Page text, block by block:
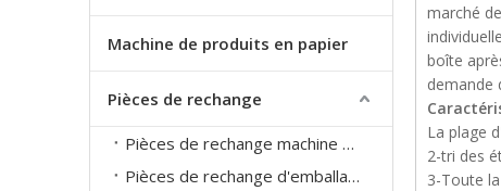
Machine de produits en papier
Pièces de rechange
Pièces de rechange machine d'extrusion de paille
Pièces de rechange d'emballage de paille
marché
boîte
demande
La plage
2-tri des
3-Toute